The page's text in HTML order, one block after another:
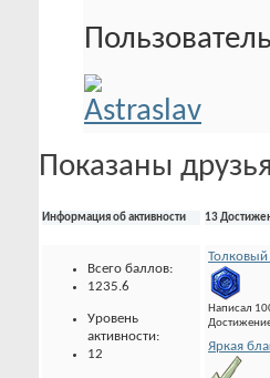
Пользователь
Показаны
Информация об активности
Всего баллов:
1235.6
Уровень
активности:
12
13
Толковый
Написал
Яркая